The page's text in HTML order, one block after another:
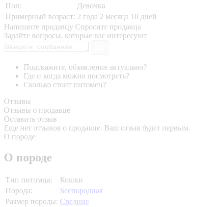
Пол:
Девочка
Примерный возраст: 2 года 2 месяца 10 дней
Напишите продавцу Спросите продавца
Задайте вопросы, которые вас интересуют
Подскажите, объявление актуально?
Где и когда можно посмотреть?
Сколько стоит питомец?
Отзывы
Отзывы о продавце
Оставить отзыв
Еще нет отзывов о продавце. Ваш отзыв будет первым.
О породе
О породе
Тип питомца:
Кошки
Порода:
Беспородная
Размер породы: Средние